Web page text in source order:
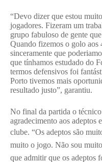
“Devo dizer que estou
jogadores. Fizeram um
grupo fabuloso de gente
Quando fizemos o golo aos
sinceramente que
que tínhamos estudado do
termos defensivos foi
Porto tivemos mais
resultado justo”, garantiu.
No final da partida o
agradecimento aos adeptos
clube. “Os adeptos são
muito o jogo. Não sou
que admitir que os adeptos